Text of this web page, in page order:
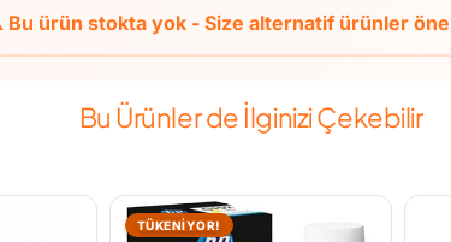
Bu Ürünler de İlginizi Çekebilir
TÜKENİYOR!